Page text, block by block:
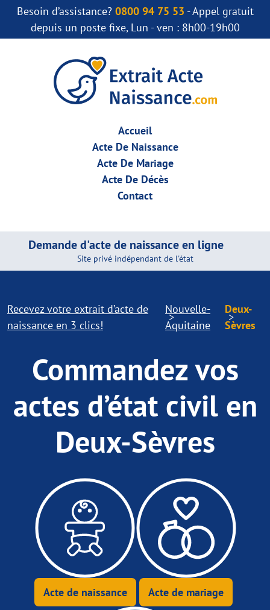
Besoin d’assistance? 0800 94 75 53 - Appel gratuit
depuis un poste fixe, Lun - ven : 8h00-19h00
Accueil
Acte De Naissance
Acte De Mariage
Acte De Décès
Contact
Demande d'acte de naissance en ligne
Site privé indépendant de l'état
Recevez votre extrait d’acte de
naissance en 3 clics!
Nouvelle-
Aquitaine
Deux-
Sèvres
Commandez vos
actes d’état civil en
Deux-Sèvres
Acte de naissance Acte de mariage